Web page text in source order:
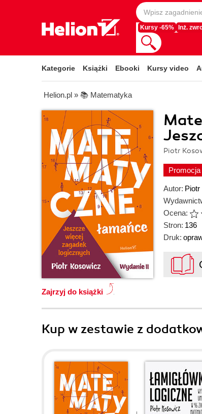
Kursy -65% Inż.
Kategorie Książki Ebooki Kursy video
Helion.pl » 📚 Matematyka
Piotr
Promocja
Zajrzyj do książki
Autor:
Ocena:
Stron: 136
Druk:
Kup w zestawie z